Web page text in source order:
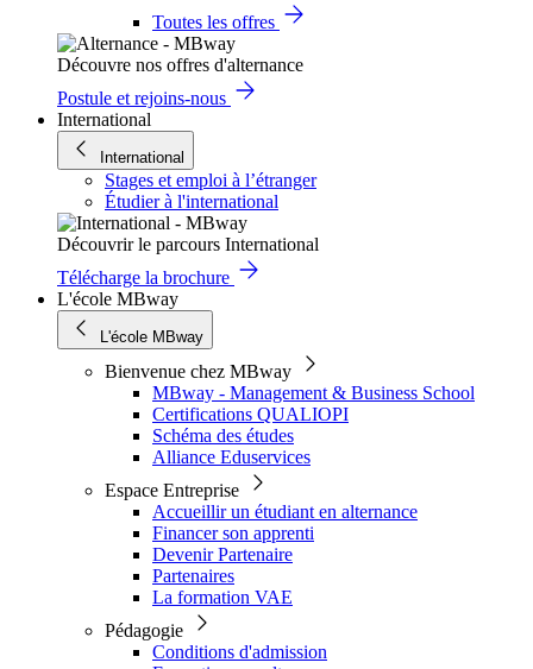
Toutes les offres
Découvre nos offres d'alternance
Postule et rejoins-nous
International
International
Stages et emploi à l’étranger
Étudier à l'international
Découvrir le parcours International
Télécharge la brochure
L'école MBway
L'école MBway
Bienvenue chez MBway
MBway - Management & Business School
Certifications QUALIOPI
Schéma des études
Alliance Eduservices
Espace Entreprise
Accueillir un étudiant en alternance
Financer son apprenti
Devenir Partenaire
Partenaires
La formation VAE
Pédagogie
Conditions d'admission